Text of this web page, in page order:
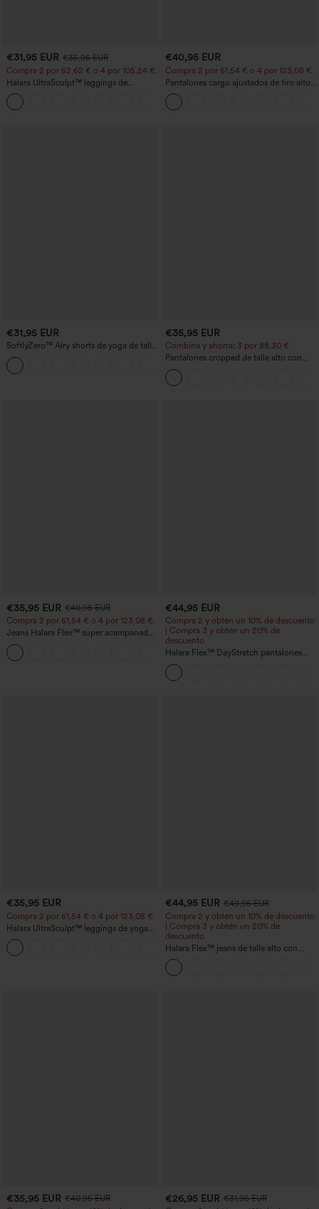
€31,95 EUR €35,95 EUR
Compra 2 por 52,62 € o 4 por 105,24 €.
Halara UltraSculpt™ leggings de
entrenamiento de cintura alta
moldeadores, con efecto levantamiento
de glúteos, control de abdomen y
€40,95 EUR
Compra 2 por 61,54 € o 4 por 123,08 €.
Pantalones cargo ajustados de tiro alto
con múltiples bolsillos y cremallera con
botones
€31,95 EUR
SoftlyZero™ Airy shorts de yoga de talle
alto, fruncidos, InstantCool, 3'' con
bolsillos
€35,95 EUR
Combina y ahorra: 3 por 88,30 €
Pantalones cropped de talle alto con
bolsillos con cremallera y efecto lino
€35,95 EUR €40,95 EUR
Compra 2 por 61,54 € o 4 por 123,08 €.
Jeans Halara Flex™ súper acampanado
elástico lavado bolsillo cruzado tiro alto
+1
€44,95 EUR
Compra 2 y obtén un 10% de descuento
| Compra 3 y obtén un 20% de
descuento
Halara Flex™ DayStretch pantalones
acampanados de trabajo de cintura alta
con bolsillos
€35,95 EUR
Compra 2 por 61,54 € o 4 por 123,08 €.
Halara UltraSculpt™ leggings de yoga
bootcut de talle alto con control
abdominal, efecto moldeador y bolsillos
+11
€44,95 EUR €49,95 EUR
Compra 2 y obtén un 10% de descuento
| Compra 3 y obtén un 20% de
descuento
Halara Flex™ jeans de talle alto con
bolsillos, dobladillo enrollado, pierna
ancha y efecto lavado, estilo casual
€35,95 EUR €40,95 EUR
€26,95 EUR €31,95 EUR